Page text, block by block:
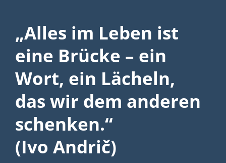
„Alles im Leben ist
eine Brücke – ein
Wort, ein Lächeln,
das wir dem anderen
schenken.“
(Ivo Andrič)